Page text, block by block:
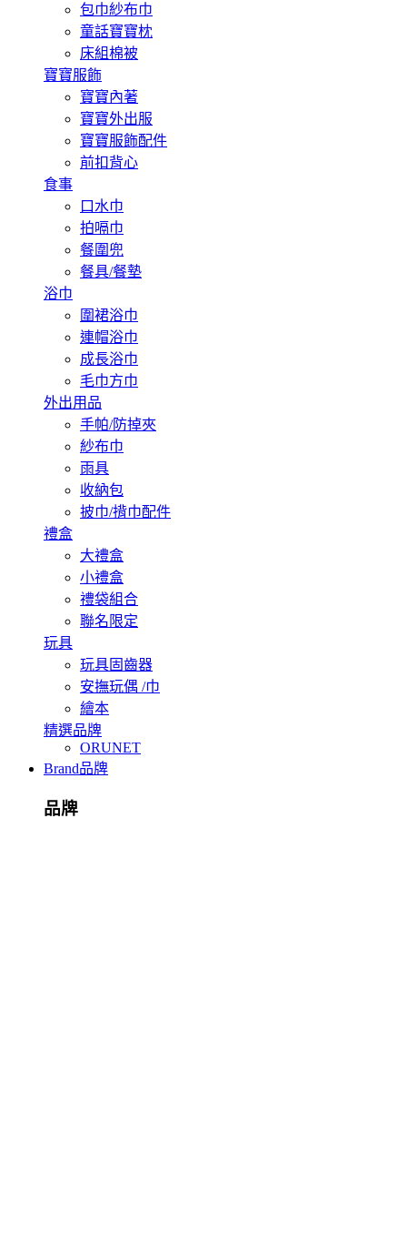
包巾紗布巾
童話寶寶枕
床組棉被
寶寶服飾
寶寶內著
寶寶外出服
寶寶服飾配件
前扣背心
食事
口水巾
拍嗝巾
餐圍兜
餐具/餐墊
浴巾
圍裙浴巾
連帽浴巾
成長浴巾
毛巾方巾
外出用品
手帕/防掉夾
紗布巾
雨具
收納包
披巾/揹巾配件
禮盒
大禮盒
小禮盒
禮袋組合
聯名限定
玩具
玩具固齒器
安撫玩偶 /巾
繪本
精選品牌
ORUNET
Brand品牌
品牌